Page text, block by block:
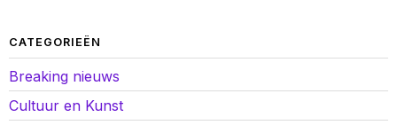
CATEGORIEËN
Breaking nieuws
Cultuur en Kunst